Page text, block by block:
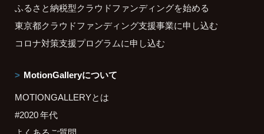
ふるさと納税型クラウドファンディングを始める
東京都クラウドファンディング支援事業に申し込む
コロナ対策支援プログラムに申し込む
MotionGalleryについて
MOTIONGALLERYとは
#2020 年代